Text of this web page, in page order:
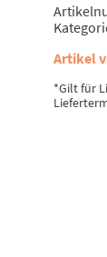
Artikel
*Gilt für